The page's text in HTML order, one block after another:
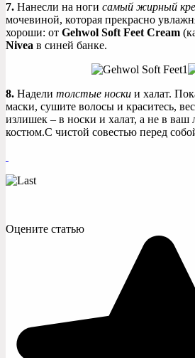
7. Нанесли на ноги самый жирный
мочевиной, которая прекрасно
хороши: от Gehwol Soft Feet Cream
Nivea в синей банке.
8. Надели толстые носки и халат.
маски, сушите волосы и краситесь,
излишек – в носки и халат, а не в
костюм.С чистой совестью перед
Оцените статью